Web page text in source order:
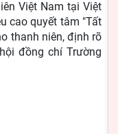
Việt Nam tại Việt
cao quyết tâm "Tất
thanh niên, định rõ
đồng chí Trường